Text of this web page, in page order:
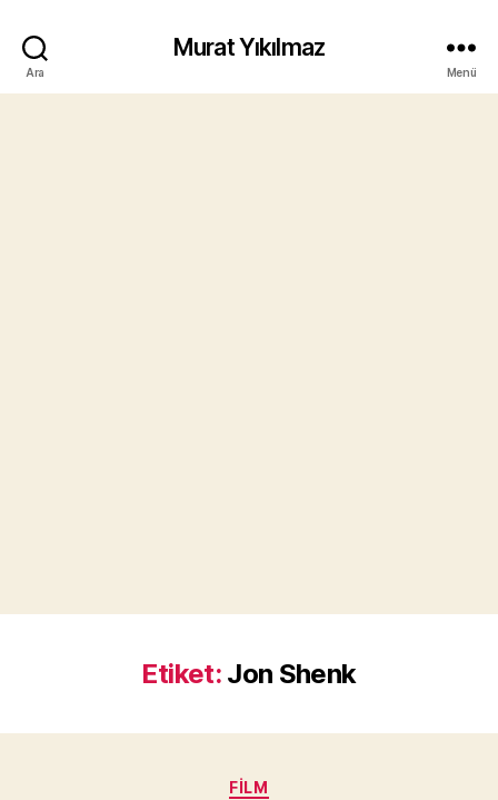
Ara
Murat Yıkılmaz
Menü
Etiket: Jon Shenk
Kategoriler
FILM